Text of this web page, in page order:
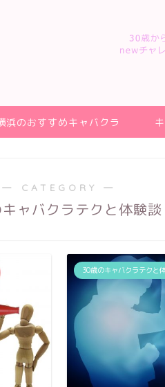
浜のおすすめキャバクラ
― CATEGORY ―
ャバクラテクと体験談
30歳のキャバクラテクと